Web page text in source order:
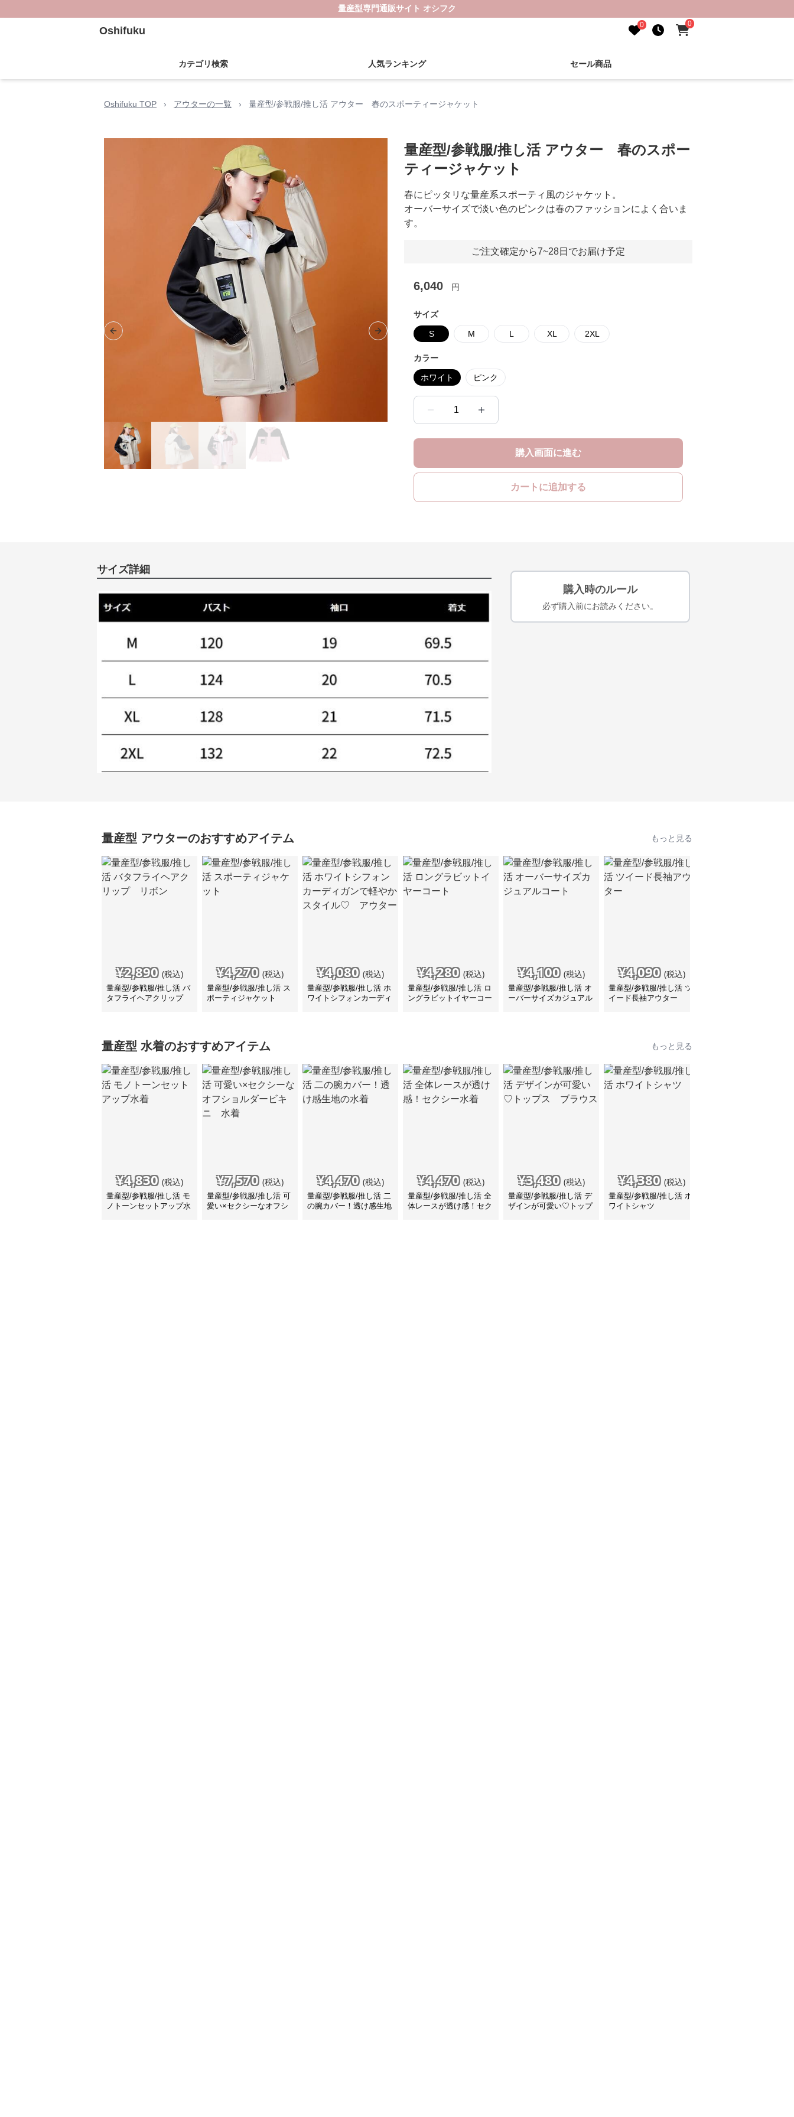
量産型専門通販サイト オシフク
Oshifuku 0 0
カテゴリ検索 人気ランキング セール商品
Oshifuku TOP › アウターの一覧 › 量産型/参戦服/推し活 アウター 春のスポーティージャケット
Previous slide Next slide
量産型/参戦服/推し活 アウター 春のスポー
ティージャケット
春にピッタリな量産系スポーティ風のジャケット。
オーバーサイズで淡い色のピンクは春のファッションによく合いま
す。
ご注文確定から7~28日でお届け予定
6,040 円
サイズ
S M L XL 2XL
カラー
ホワイト ピンク
1
購入画面に進む
カートに追加する
サイズ詳細
購入時のルール
必ず購入前にお読みください。
量産型 アウターのおすすめアイテム もっと見る
¥2,890 (税込)
量産型/参戦服/推し活 バ
タフライヘアクリップ
¥4,270 (税込)
量産型/参戦服/推し活 ス
ポーティジャケット
¥4,080 (税込)
量産型/参戦服/推し活 ホ
ワイトシフォンカーディ
¥4,280 (税込)
量産型/参戦服/推し活 ロ
ングラビットイヤーコー
¥4,100 (税込)
量産型/参戦服/推し活 オ
ーバーサイズカジュアル
¥4,090 (税込)
量産型/参戦服/推し活 ツ
イード長袖アウター
量産型 水着のおすすめアイテム もっと見る
¥4,830 (税込)
量産型/参戦服/推し活 モ
ノトーンセットアップ水
¥7,570 (税込)
量産型/参戦服/推し活 可
愛い×セクシーなオフシ
¥4,470 (税込)
量産型/参戦服/推し活 二
の腕カバー！透け感生地
¥4,470 (税込)
量産型/参戦服/推し活 全
体レースが透け感！セク
¥3,480 (税込)
量産型/参戦服/推し活 デ
ザインが可愛い♡トップ
¥4,380 (税込)
量産型/参戦服/推し活 ホ
ワイトシャツ